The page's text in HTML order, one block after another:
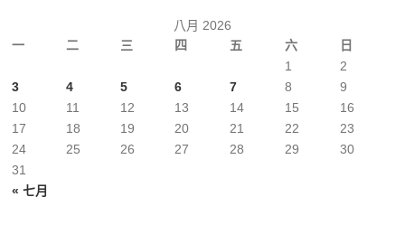
八月 2026
一
二 三 四 五 六 日
« 七月
1
2
3
4 5 6 7 8
9
10
11 12 13 14 15
16
17
18 19 20 21 22
23
24
25 26 27 28 29
30
31